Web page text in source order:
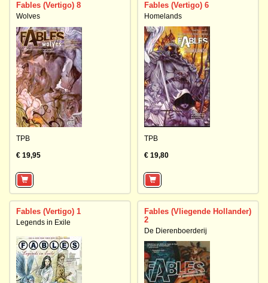
Fables (Vertigo) 8
Wolves
TPB
€ 19,95
Fables (Vertigo) 6
Homelands
TPB
€ 19,80
Fables (Vertigo) 1
Legends in Exile
Fables (Vliegende Hollander)
2
De Dierenboerderij